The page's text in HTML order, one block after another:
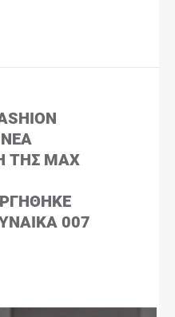
ΝΈΑ
ΤΗΣ MAX
007